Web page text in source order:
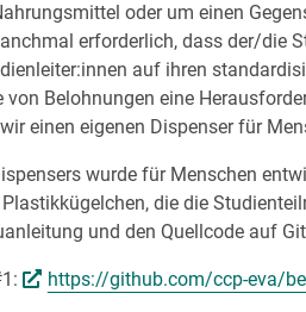
oder um einen
erforderlich, dass der/die
auf ihren
Belohnungen eine
einen eigenen Dispenser für
wurde für Menschen
die die
und den Quellcode auf
https://github.com/ccp-eva/